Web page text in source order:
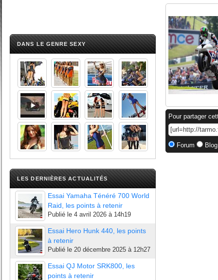
DANS LE GENRE SEXY
LES DERNIÈRES ACTUALITÉS
Essai Yamaha Ténéré 700 World
Raid, les points à retenir
Publié le 4 avril 2026 à 14h19
Essai Hero Hunk 440, les points
à retenir
Publié le 20 décembre 2025 à 12h27
Essai QJ Motor SRK800, les
points à retenir
Pour partager
Forum